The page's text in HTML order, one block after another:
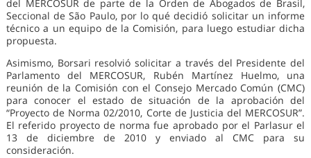
del MERCOSUR de parte de la Orden de Abogados de Brasil,
Seccional de São Paulo, por lo qué decidió solicitar un informe
técnico a un equipo de la Comisión, para luego estudiar dicha
propuesta.
Asimismo, Borsari resolvió solicitar a través del Presidente del
Parlamento del MERCOSUR, Rubén Martínez Huelmo, una
reunión de la Comisión con el Consejo Mercado Común (CMC)
para conocer el estado de situación de la aprobación del
“Proyecto de Norma 02/2010, Corte de Justicia del MERCOSUR”.
El referido proyecto de norma fue aprobado por el Parlasur el
13 de diciembre de 2010 y enviado al CMC para su
consideración.